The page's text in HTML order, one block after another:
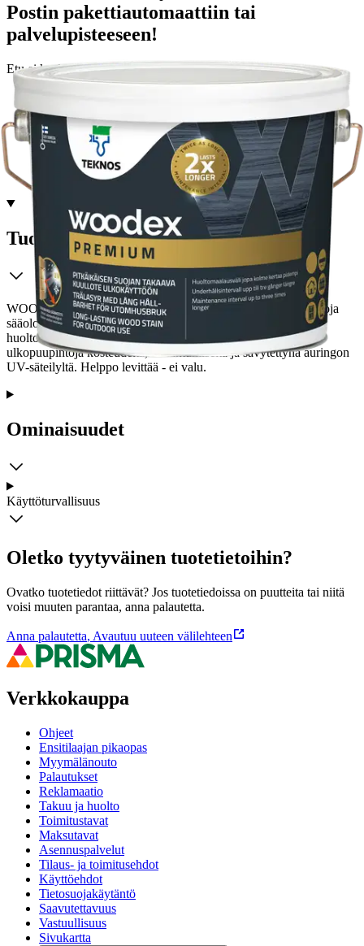
Postin pakettiautomaattiin tai
palvelupisteeseen!
Etu ei koske Suuri‑lisäpalvelulla toimitettavia tuotteita.
Tarkista myymäläsaatavuus
Tuotekuvaus
WOODEX PREMIUM on kehitetty antamaan ylivertainen suoja
sääolosuhteita vastaan. Verrattuna perinteisiin kuullotteisiin
huoltomaalausväli voi olla jopa 2 - 3 kertaa pidempi. Suojaa
ulkopuupintoja kosteudelta, likaantumiselta ja sävytettynä auringon
UV-säteilyltä. Helppo levittää - ei valu.
Ominaisuudet
Käyttöturvallisuus
Oletko tyytyväinen tuotetietoihin?
Ovatko tuotetiedot riittävät? Jos tuotetiedoissa on puutteita tai niitä
voisi muuten parantaa, anna palautetta.
Anna palautetta, Avautuu uuteen välilehteen
Verkkokauppa
Ohjeet
Ensitilaajan pikaopas
Myymälänouto
Palautukset
Reklamaatio
Takuu ja huolto
Toimitustavat
Maksutavat
Asennuspalvelut
Tilaus- ja toimitusehdot
Käyttöehdot
Tietosuojakäytäntö
Saavutettavuus
Vastuullisuus
Sivukartta